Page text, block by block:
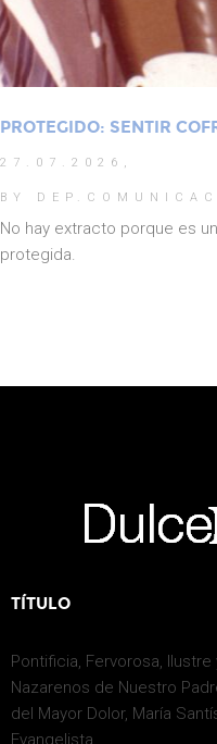
PROTEGIDO: SENTIR
27.07.2026,
BY
No hay extracto porque es
protegida.
TÍTULO
Pontificia, Fervorosa,
Nazarenos de Nuestro
del Mayor Dolor, María
Evangelista.